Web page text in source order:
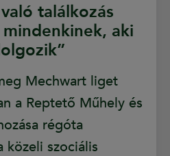
találkozás
aki
Mechwart liget
a Reptető Műhely és
régóta
közeli szociális